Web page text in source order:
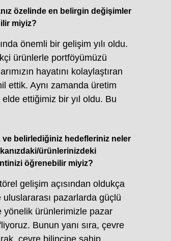
özelinde en belirgin değişimler
miyiz?
önemli bir gelişim yılı oldu.
ürünlerle portföyümüzü
hayatını kolaylaştıran
ettik. Aynı zamanda üretim
ettiğimiz bir yıl oldu. Bu
ve belirlediğiniz hedefleriniz neler
ürünlerinizdeki
öğrenebilir miyiz?
gelişim açısından oldukça
pazarlarda güçlü
yönelik ürünlerimizle pazar
Bunun yanı sıra, çevre